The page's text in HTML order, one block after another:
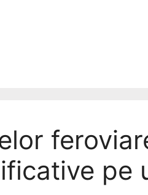
pe